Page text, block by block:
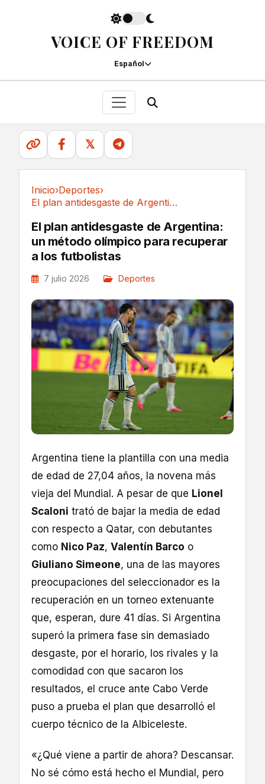
VOICE OF FREEDOM
Español
𝕏
Inicio›Deportes›
El plan antidesgaste de Argentina: un método...
El plan antidesgaste de Argentina:
un método olímpico para recuperar
a los futbolistas
7 julio 2026 Deportes
Argentina tiene la plantilla con una media
de edad de 27,04 años, la novena más
vieja del Mundial. A pesar de que Lionel
Scaloni trató de bajar la media de edad
con respecto a Qatar, con debutantes
como Nico Paz, Valentín Barco o
Giuliano Simeone, una de las mayores
preocupaciones del seleccionador es la
recuperación en un torneo extenuante
que, esperan, dure 41 días. Si Argentina
superó la primera fase sin demasiado
desgaste, por el horario, los rivales y la
comodidad con que sacaron los
resultados, el cruce ante Cabo Verde
puso a prueba el plan que desarrolló el
cuerpo técnico de la Albiceleste.
«¿Qué viene a partir de ahora? Descansar.
No sé cómo está hecho el Mundial, pero